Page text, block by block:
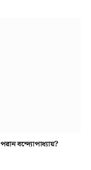
বন্দ্যোপাধ্যায়?